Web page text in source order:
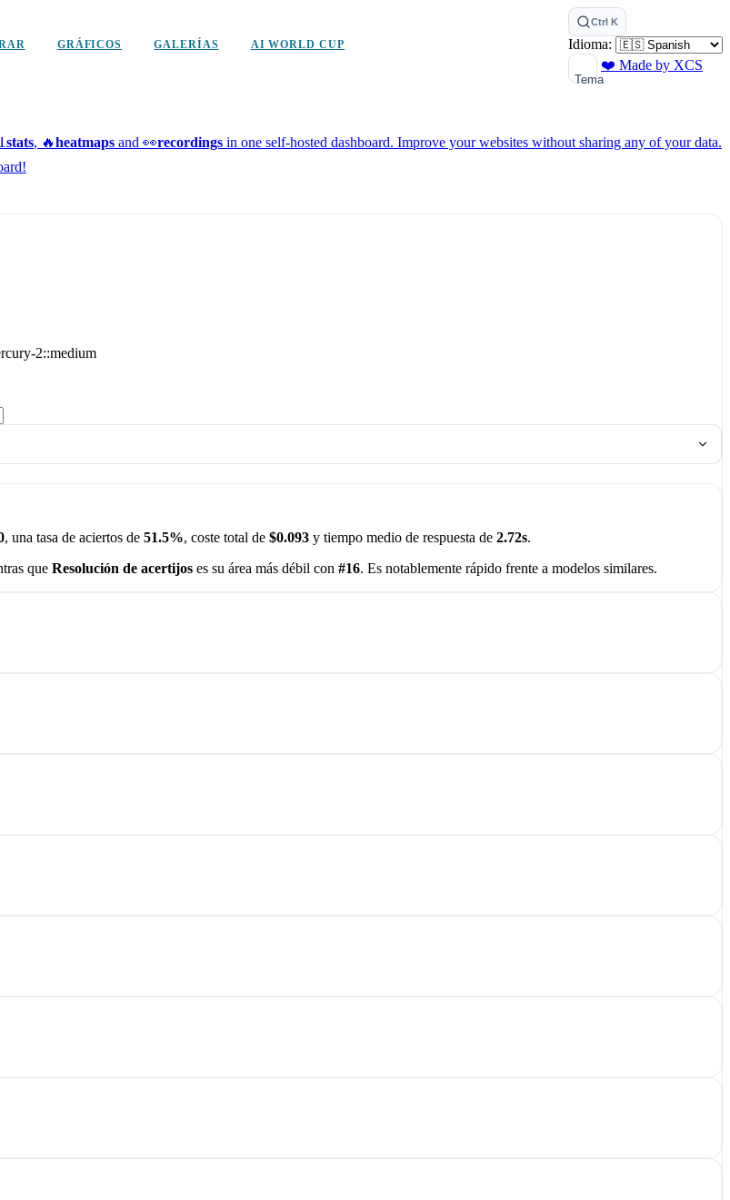
GRÁFICOS GALERÍAS AI WORLD CUP
Ctrl K
Idioma:
Tema
❤️ Made by XCS
stats, 🔥heatmaps and 👀recordings in one self-hosted dashboard. Improve your websites without sharing any of your data.
2::medium
, una tasa de aciertos de 51.5%, coste total de $0.093 y tiempo medio de respuesta de 2.72s.
que Resolución de acertijos es su área más débil con #16. Es notablemente rápido frente a modelos similares.